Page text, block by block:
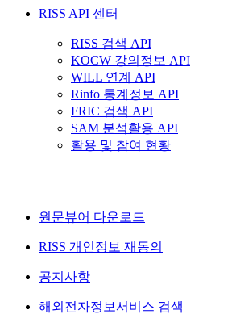
RISS API 센터
RISS 검색 API
KOCW 강의정보 API
WILL 연계 API
Rinfo 통계정보 API
FRIC 검색 API
SAM 분석활용 API
활용 및 참여 현황
원문뷰어 다운로드
RISS 개인정보 재동의
공지사항
해외전자정보서비스 검색